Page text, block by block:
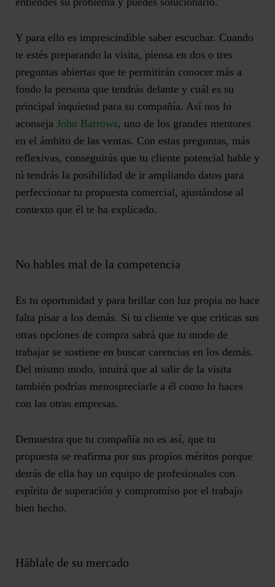
Y para ello es imprescindible saber escuchar. Cuando
te estés preparando la visita, piensa en dos o tres
preguntas abiertas que te permitirán conocer más a
fondo la persona que tendrás delante y cuál es su
principal inquietud para su compañía. Así nos lo
aconseja John Barrows, uno de los grandes mentores
en el ámbito de las ventas. Con estas preguntas, más
reflexivas, conseguirás que tu cliente potencial hable y
tú tendrás la posibilidad de ir ampliando datos para
perfeccionar tu propuesta comercial, ajustándose al
contexto que él te ha explicado.
No hables mal de la competencia
Es tu oportunidad y para brillar con luz propia no hace
falta pisar a los demás. Si tu cliente ve que criticas sus
otras opciones de compra sabrá que tu modo de
trabajar se sostiene en buscar carencias en los demás.
Del mismo modo, intuirá que al salir de la visita
también podrías menospreciarle a él como lo haces
con las otras empresas.
Demuestra que tu compañía no es así, que tu
propuesta se reafirma por sus propios méritos porque
detrás de ella hay un equipo de profesionales con
espíritu de superación y compromiso por el trabajo
bien hecho.
Háblale de su mercado